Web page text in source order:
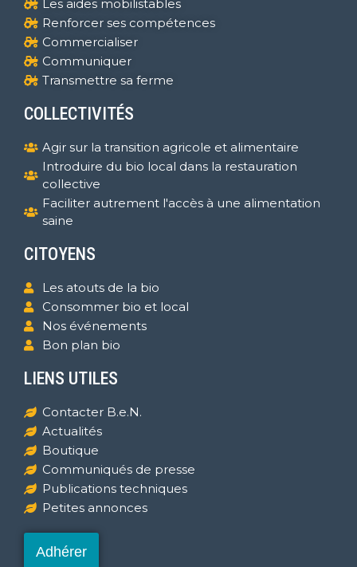
Les aides mobilistables
Renforcer ses compétences
Commercialiser
Communiquer
Transmettre sa ferme
COLLECTIVITÉS
Agir sur la transition agricole et alimentaire
Introduire du bio local dans la restauration
collective
Faciliter autrement l'accès à une alimentation
saine
CITOYENS
Les atouts de la bio
Consommer bio et local
Nos événements
Bon plan bio
LIENS UTILES
Contacter B.e.N.
Actualités
Boutique
Communiqués de presse
Publications techniques
Petites annonces
Adhérer